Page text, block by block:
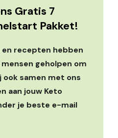
Gratis 7
Pakket!
en recepten hebben
mensen geholpen om
ook samen met ons
aan jouw Keto
je beste e-mail